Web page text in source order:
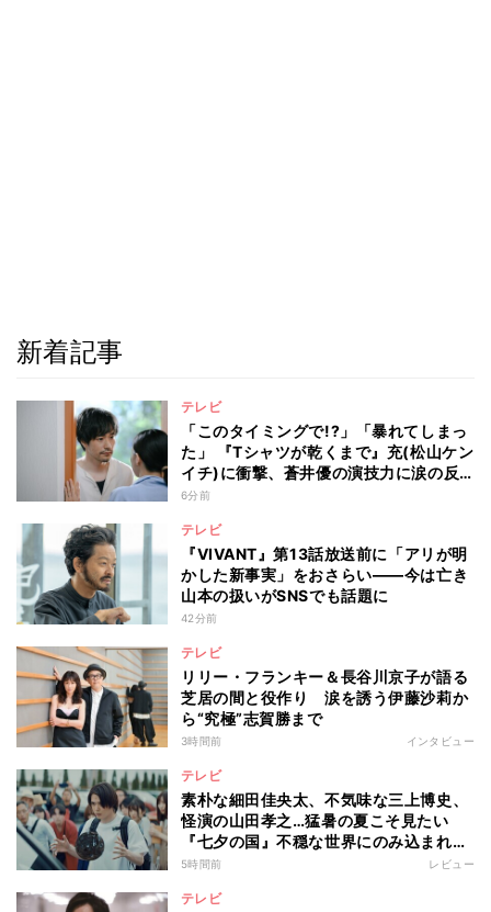
新着記事
テレビ
「このタイミングで!?」「暴れてしまっ
た」 『Tシャツが乾くまで』充(松山ケン
イチ)に衝撃、蒼井優の演技力に涙の反
響も
6分前
テレビ
『VIVANT』第13話放送前に「アリが明
かした新事実」をおさらい――今は亡き
山本の扱いがSNSでも話題に
42分前
テレビ
リリー・フランキー＆長谷川京子が語る
芝居の間と役作り 涙を誘う伊藤沙莉か
ら“究極”志賀勝まで
3時間前 インタビュー
テレビ
素朴な細田佳央太、不気味な三上博史、
怪演の山田孝之…猛暑の夏こそ見たい
『七夕の国』不穏な世界にのみ込まれる
超常ミステリー
5時間前 レビュー
テレビ